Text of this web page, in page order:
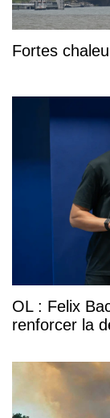
Fortes
OL : Felix
renforcer la